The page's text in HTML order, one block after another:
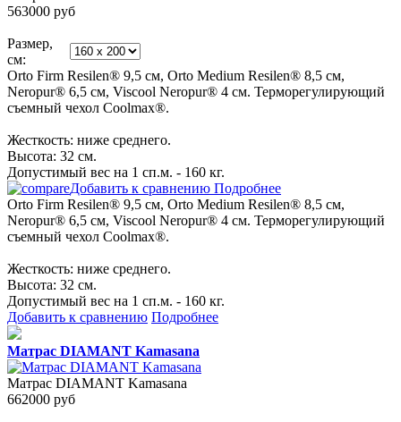
563000 руб
Размер,
см:
Orto Firm Resilen® 9,5 см, Orto Medium Resilen® 8,5 см,
Neropur® 6,5 см, Viscool Neropur® 4 см. Терморегулирующий
съемный чехол Coolmax®.
Жесткость: ниже среднего.
Высота: 32 см.
Допустимый вес на 1 сп.м. - 160 кг.
Добавить к сравнению Подробнее
Orto Firm Resilen® 9,5 см, Orto Medium Resilen® 8,5 см,
Neropur® 6,5 см, Viscool Neropur® 4 см. Терморегулирующий
съемный чехол Coolmax®.
Жесткость: ниже среднего.
Высота: 32 см.
Допустимый вес на 1 сп.м. - 160 кг.
Добавить к сравнению Подробнее
Матрас DIAMANT Kamasana
Матрас DIAMANT Kamasana
662000 руб